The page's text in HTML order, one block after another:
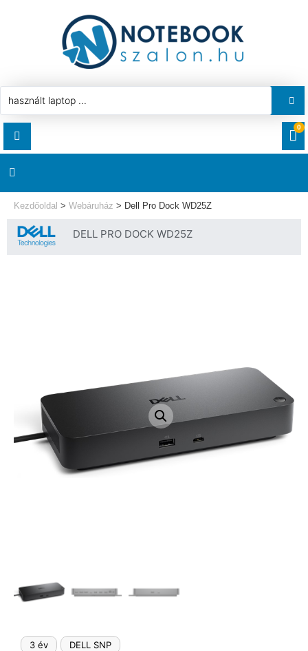
0
HASZNÁLT LAPTOP
AKCIÓ
LAPTOP ALKATRÉSZ
Kezdőoldal > Webáruház > Dell Pro Dock WD25Z
DELL PRO DOCK WD25Z
3 év DELL SNP